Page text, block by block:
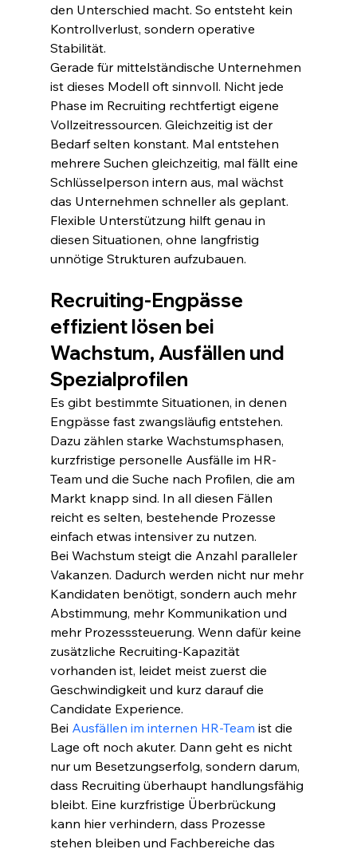
den Unterschied macht. So entsteht kein
Kontrollverlust, sondern operative
Stabilität.
Gerade für mittelständische Unternehmen
ist dieses Modell oft sinnvoll. Nicht jede
Phase im Recruiting rechtfertigt eigene
Vollzeitressourcen. Gleichzeitig ist der
Bedarf selten konstant. Mal entstehen
mehrere Suchen gleichzeitig, mal fällt eine
Schlüsselperson intern aus, mal wächst
das Unternehmen schneller als geplant.
Flexible Unterstützung hilft genau in
diesen Situationen, ohne langfristig
unnötige Strukturen aufzubauen.
Recruiting-Engpässe
effizient lösen bei
Wachstum, Ausfällen und
Spezialprofilen
Es gibt bestimmte Situationen, in denen
Engpässe fast zwangsläufig entstehen.
Dazu zählen starke Wachstumsphasen,
kurzfristige personelle Ausfälle im HR-
Team und die Suche nach Profilen, die am
Markt knapp sind. In all diesen Fällen
reicht es selten, bestehende Prozesse
einfach etwas intensiver zu nutzen.
Bei Wachstum steigt die Anzahl paralleler
Vakanzen. Dadurch werden nicht nur mehr
Kandidaten benötigt, sondern auch mehr
Abstimmung, mehr Kommunikation und
mehr Prozesssteuerung. Wenn dafür keine
zusätzliche Recruiting-Kapazität
vorhanden ist, leidet meist zuerst die
Geschwindigkeit und kurz darauf die
Candidate Experience.
Bei Ausfällen im internen HR-Team ist die
Lage oft noch akuter. Dann geht es nicht
nur um Besetzungserfolg, sondern darum,
dass Recruiting überhaupt handlungsfähig
bleibt. Eine kurzfristige Überbrückung
kann hier verhindern, dass Prozesse
stehen bleiben und Fachbereiche das